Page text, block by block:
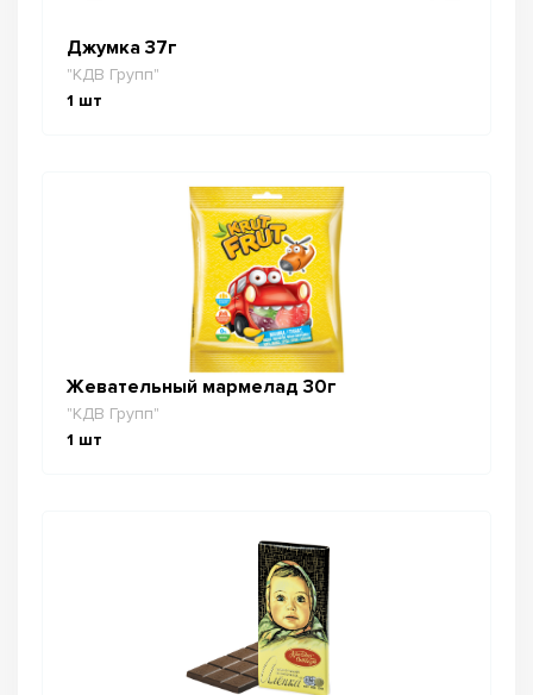
Джумка 37г
"КДВ Групп"
1 шт
Жевательный мармелад 30г
"КДВ Групп"
1 шт